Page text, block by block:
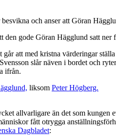
och anser att Göran
den gode Göran Hägglund satt
går att med kristna värderingar
slår näven i bordet och
ifrån.
liksom Peter Högberg.
allvarligare än det som
fått otrygga
Dagbladet: